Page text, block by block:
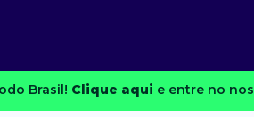
Brasil! Clique aqui e entre no